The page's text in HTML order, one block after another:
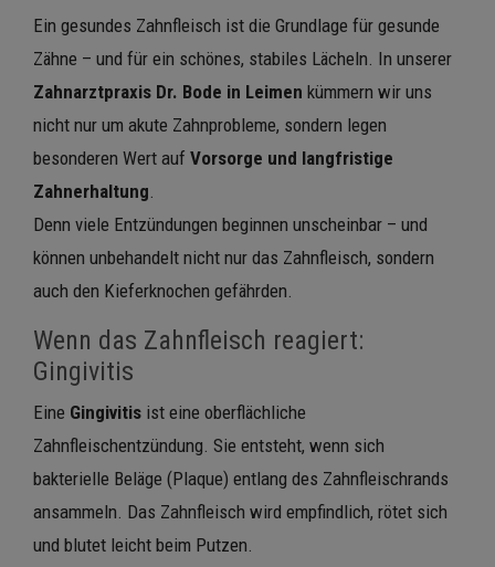
Ein gesundes Zahnfleisch ist die Grundlage für gesunde
Zähne – und für ein schönes, stabiles Lächeln. In unserer
Zahnarztpraxis Dr. Bode in Leimen kümmern wir uns
nicht nur um akute Zahnprobleme, sondern legen
besonderen Wert auf Vorsorge und langfristige
Zahnerhaltung
Denn viele Entzündungen beginnen unscheinbar – und
können unbehandelt nicht nur das Zahnfleisch, sondern
auch den Kieferknochen gefährden.
Wenn das Zahnfleisch reagiert:
Gingivitis
Eine Gingivitis ist eine oberflächliche
Zahnfleischentzündung. Sie entsteht, wenn sich
bakterielle Beläge (Plaque) entlang des Zahnfleischrands
ansammeln. Das Zahnfleisch wird empfindlich, rötet sich
und blutet leicht beim Putzen.